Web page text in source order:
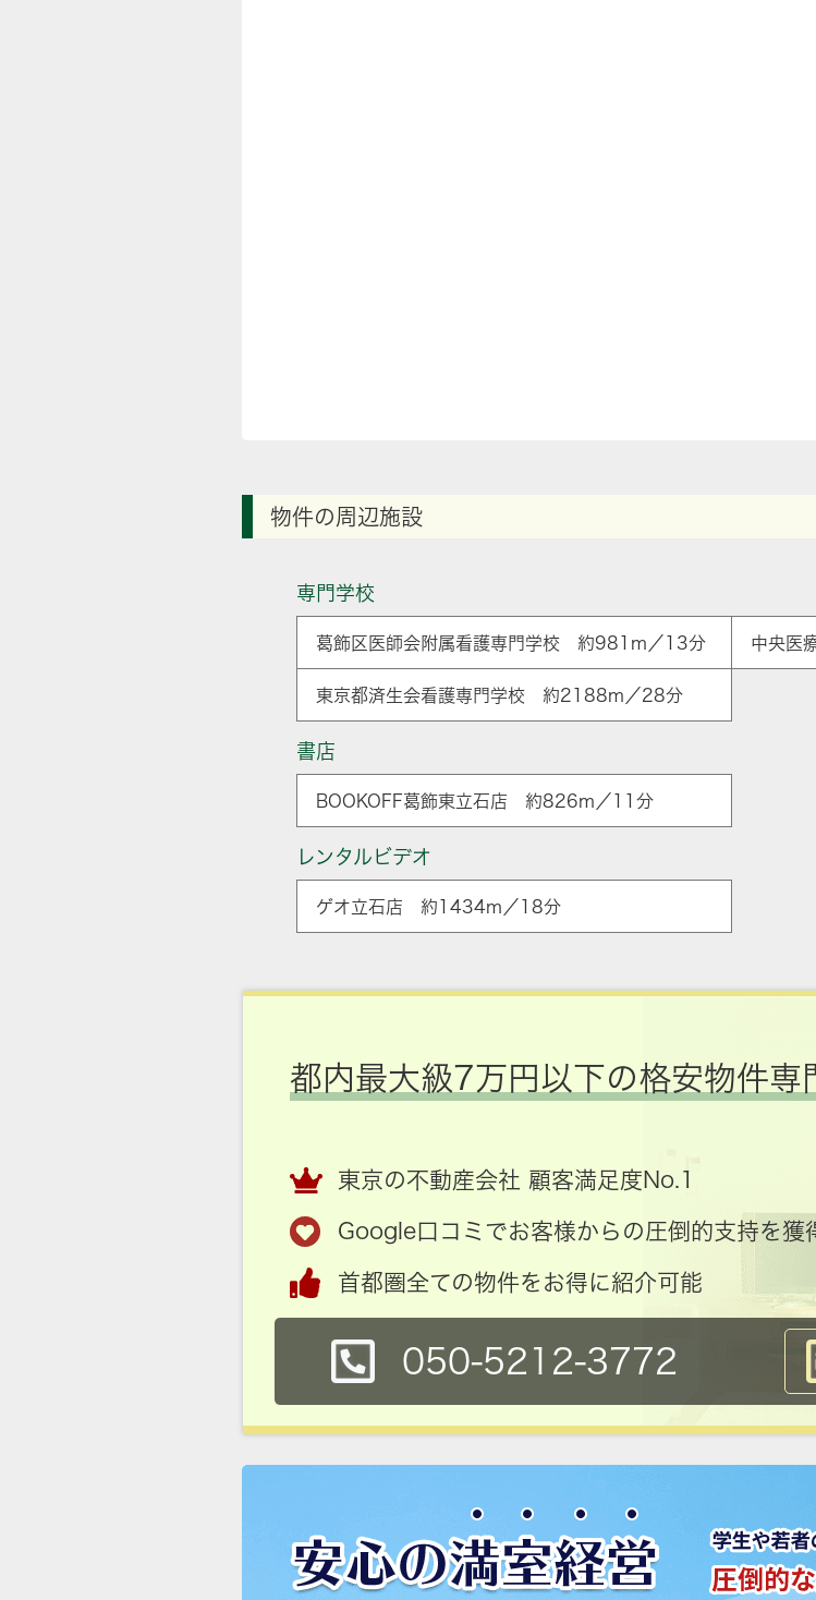
物件の周辺施設
専門学校
葛飾区医師会附属看護専門学校 約981m／13分 中央医
東京都済生会看護専門学校 約2188m／28分
書店
BOOKOFF葛飾東立石店 約826m／11分
レンタルビデオ
ゲオ立石店 約1434m／18分
都内最大級7万円以下の格安物件専
東京の不動産会社 顧客満足度No.1
Google口コミでお客様からの圧倒的支持を獲
首都圏全ての物件をお得に紹介可能
050-5212-3772